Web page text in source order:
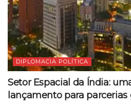
DIPLOMACIA POLÍTICA
Setor Espacial da Índia:
lançamento para parcerias